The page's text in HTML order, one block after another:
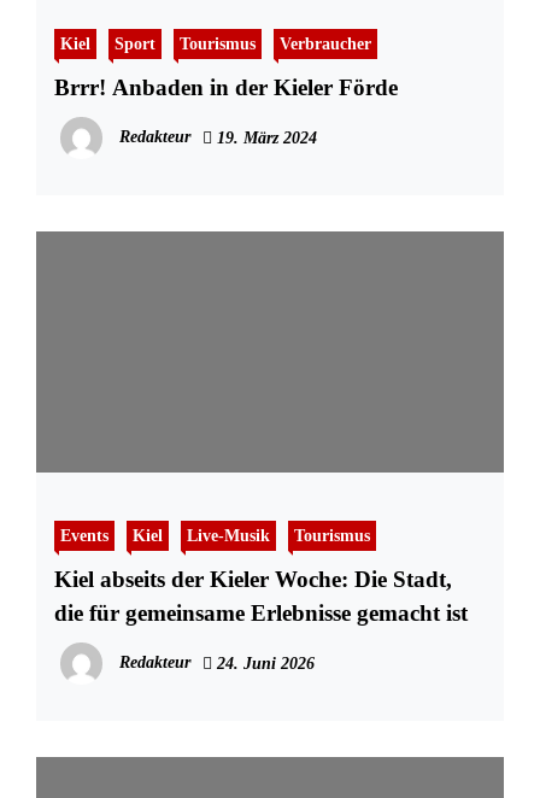
Kiel Sport Tourismus Verbraucher
Brrr! Anbaden in der Kieler Förde
Redakteur 19. März 2024
Events Kiel Live-Musik Tourismus
Kiel abseits der Kieler Woche: Die Stadt,
die für gemeinsame Erlebnisse gemacht ist
Redakteur 24. Juni 2026